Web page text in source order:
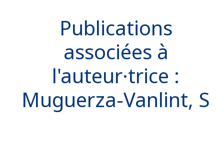
Publications
associées à
l'auteur·trice :
Muguerza-Vanlint, S